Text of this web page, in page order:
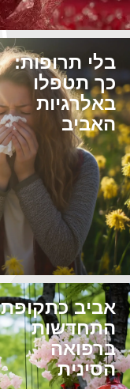
בלי תרופות:
כך תטפלו
באלרגיות
האביב
אביב כתקופת
התחדשות
ברפואה
הסינית